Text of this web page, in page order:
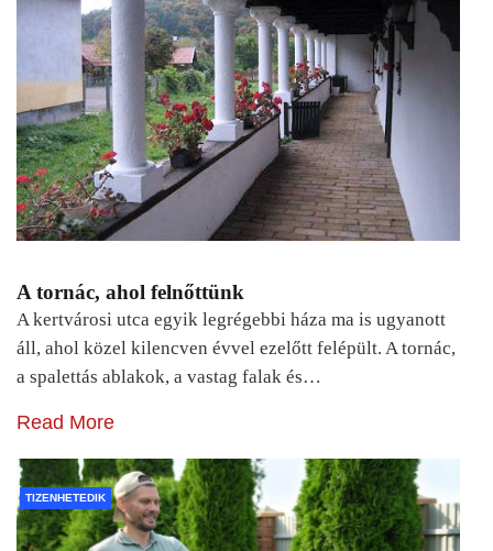
A tornác, ahol felnőttünk
A kertvárosi utca egyik legrégebbi háza ma is ugyanott
áll, ahol közel kilencven évvel ezelőtt felépült. A tornác,
a spalettás ablakok, a vastag falak és…
Read More
TIZENHETEDIK